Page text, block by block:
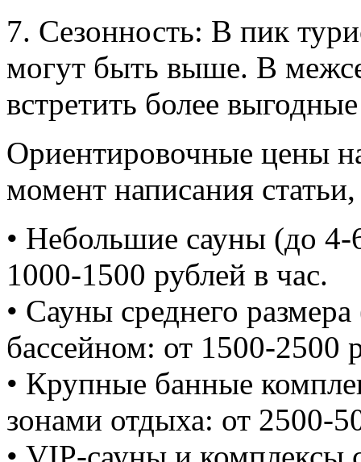
7. Сезонность: В пик
могут быть выше. В
встретить более
Ориентировочные цены
момент написания
• Небольшие сауны (до 4-
1000-1500 рублей в час.
• Сауны среднего
бассейном: от 1500-2500
• Крупные банные
зонами отдыха: от 2500-